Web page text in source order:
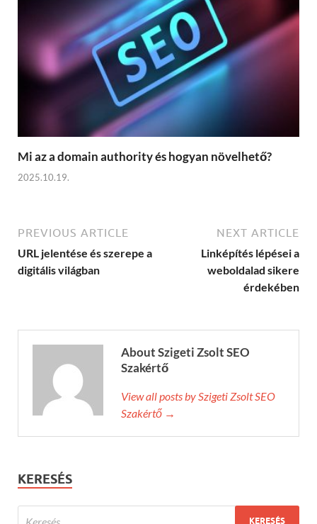
Mi az a domain authority és hogyan növelhető?
2025.10.19.
PREVIOUS ARTICLE
URL jelentése és szerepe a
digitális világban
NEXT ARTICLE
Linképítés lépései a
weboldalad sikere
érdekében
About Szigeti Zsolt SEO
Szakértő
View all posts by Szigeti Zsolt SEO
Szakértő →
KERESÉS